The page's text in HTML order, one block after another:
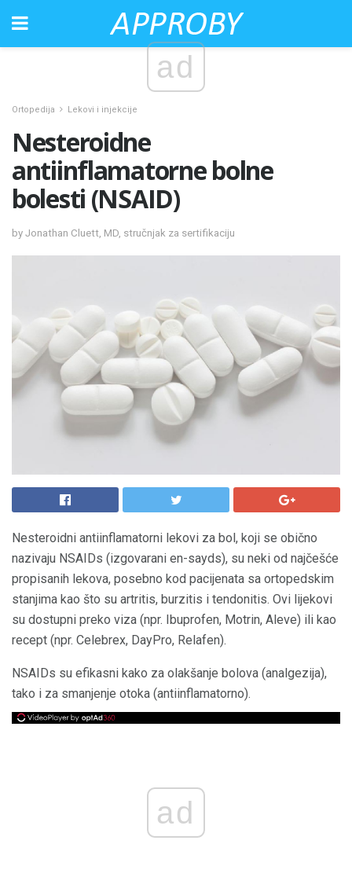
ad
Ortopedija Lekovi i injekcije
Nesteroidne
antiinflamatorne bolne
bolesti (NSAID)
by Jonathan Cluett, MD, stručnjak za sertifikaciju
Nesteroidni antiinflamatorni lekovi za bol, koji se obično
nazivaju NSAIDs (izgovarani en-sayds), ​​su neki od najčešće
propisanih lekova, posebno kod pacijenata sa ortopedskim
stanjima kao što su artritis, burzitis i tendonitis. Ovi lijekovi
su dostupni preko viza (npr. Ibuprofen, Motrin, Aleve) ili kao
recept (npr. Celebrex, DayPro, Relafen).
NSAIDs su efikasni kako za olakšanje bolova (analgezija),
tako i za smanjenje otoka (antiinflamatorno).
ad